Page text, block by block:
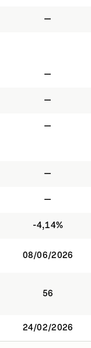
—
—
—
—
—
—
-4,14%
08/06/2026
56
24/02/2026